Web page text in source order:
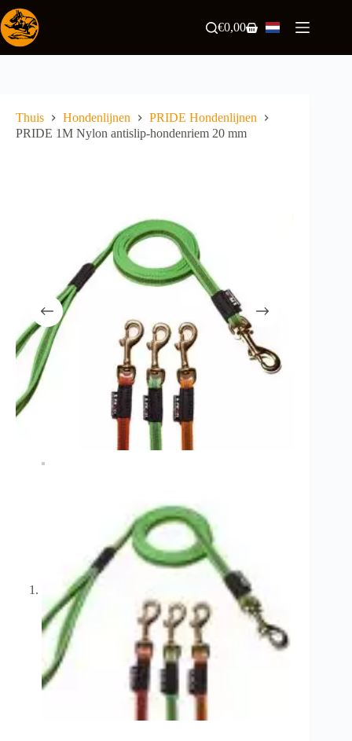
naar
de
inhoud
Winkelwagen
€0,00
Thuis Hondenlijnen
PRIDE Hondenlijnen
PRIDE 1M Nylon antislip-hondenriem 20 mm